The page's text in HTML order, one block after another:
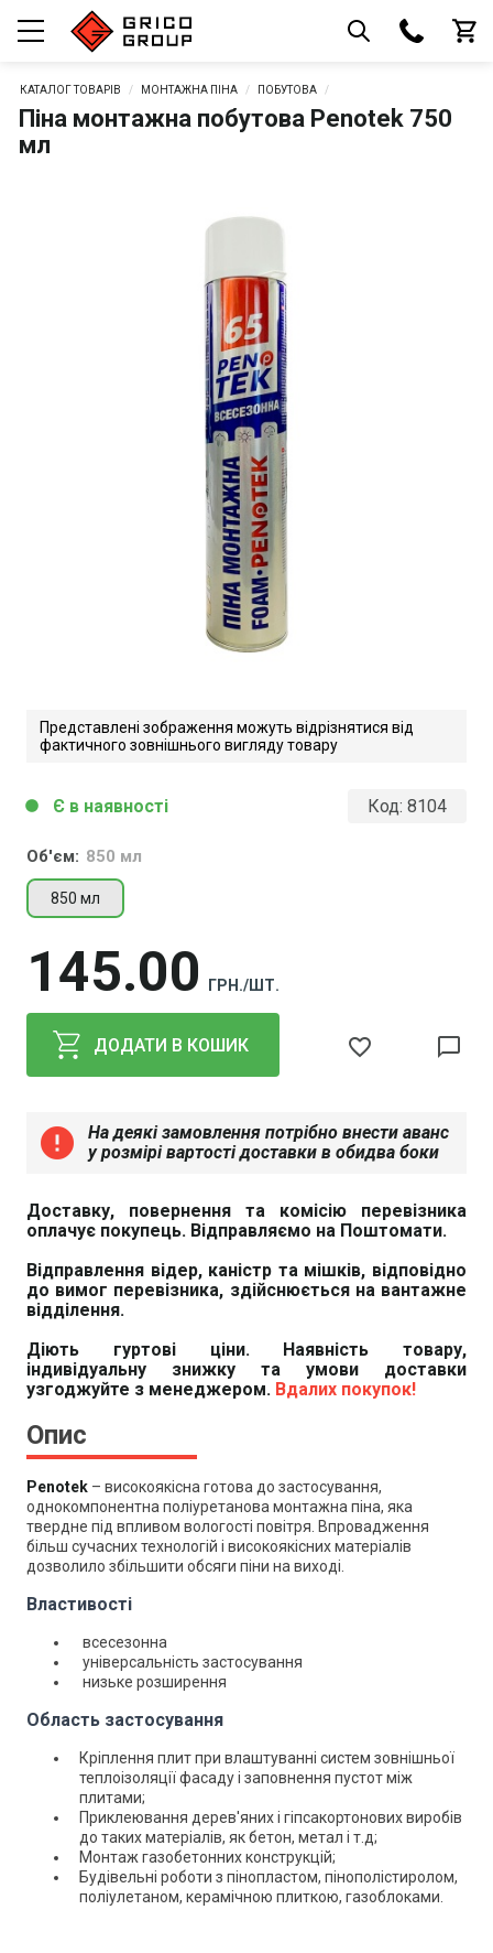
КАТАЛОГ ТОВАРІВ МОНТАЖНА ПІНА ПОБУТОВА
Піна монтажна побутова Penotek 750
мл
Представлені зображення можуть відрізнятися від
фактичного зовнішнього вигляду товару
Код: 8104
Об'єм: 850 мл
850 мл
145 00 ГРН./ШТ.
circle Є в наявності
ДОДАТИ В КОШИК favorite_border chat_bubble_outline
error
На деякі замовлення потрібно внести аванс
у розмірі вартості доставки в обидва боки
Доставку, повернення та комісію перевізника
оплачує покупець. Відправляємо на Поштомати.
Відправлення відер, каністр та мішків, відповідно
до вимог перевізника, здійснюється на вантажне
відділення.
Діють гуртові ціни. Наявність товару,
індивідуальну знижку та умови доставки
узгоджуйте з менеджером. Вдалих покупок!
Опис
Penotek – високоякісна готова до застосування,
однокомпонентна поліуретанова монтажна піна, яка
твердне під впливом вологості повітря. Впровадження
більш сучасних технологій і високоякісних матеріалів
дозволило збільшити обсяги піни на виході.
Властивості
всесезонна
універсальність застосування
низьке розширення
Область застосування
Кріплення плит при влаштуванні систем зовнішньої
теплоізоляції фасаду і заповнення пустот між
плитами;
Приклеювання дерев'яних і гіпсакортонових виробів
до таких матеріалів, як бетон, метал і т.д;
Монтаж газобетонних конструкцій;
Будівельні роботи з пінопластом, пінополістиролом,
поліулетаном, керамічною плиткою, газоблоками.